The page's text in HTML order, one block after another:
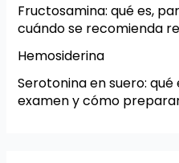
Fructosamina: qué es,
cuándo se recomienda
Hemosiderina
Serotonina en suero: qué
examen y cómo